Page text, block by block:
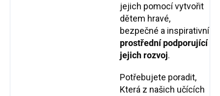
jejich pomocí vytvořit
dětem hravé,
bezpečné a inspirativní
prostřední podporující
jejich rozvoj.
Potřebujete poradit,
Která z našich učících